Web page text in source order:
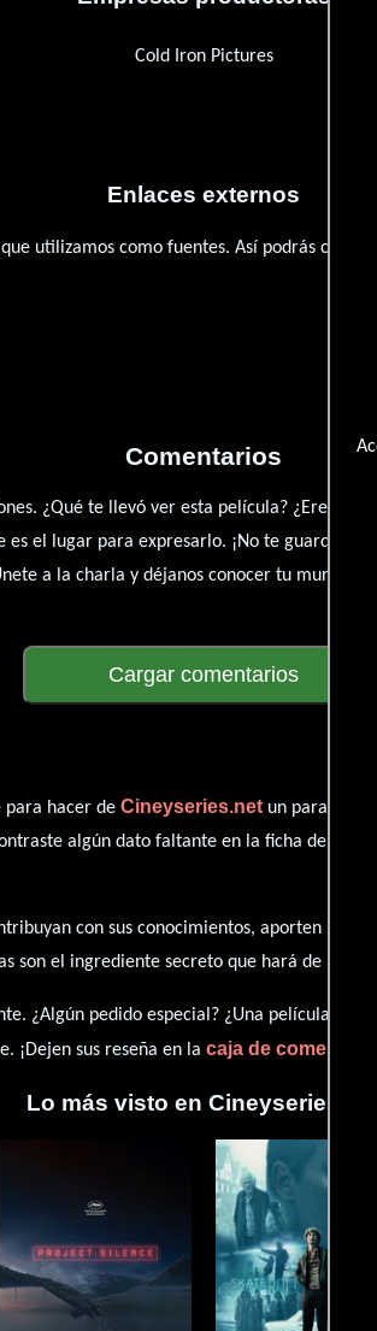
Cold Iron Pictures
Enlaces externos
utilizamos como fuentes. Así podrás
Comentarios
¿Qué te llevó ver esta película? ¿Eres
es el lugar para expresarlo. ¡No te guardes
a la charla y déjanos conocer tu mundo
Cargar comentarios
para hacer deCineyseries.netun paraíso
algún dato faltante en la ficha de
con sus conocimientos, aporten sus
son el ingrediente secreto que hará de
¿Algún pedido especial? ¿Una película que
¡Dejen sus reseña en lacaja de
Lo más visto en Cineyseries.net